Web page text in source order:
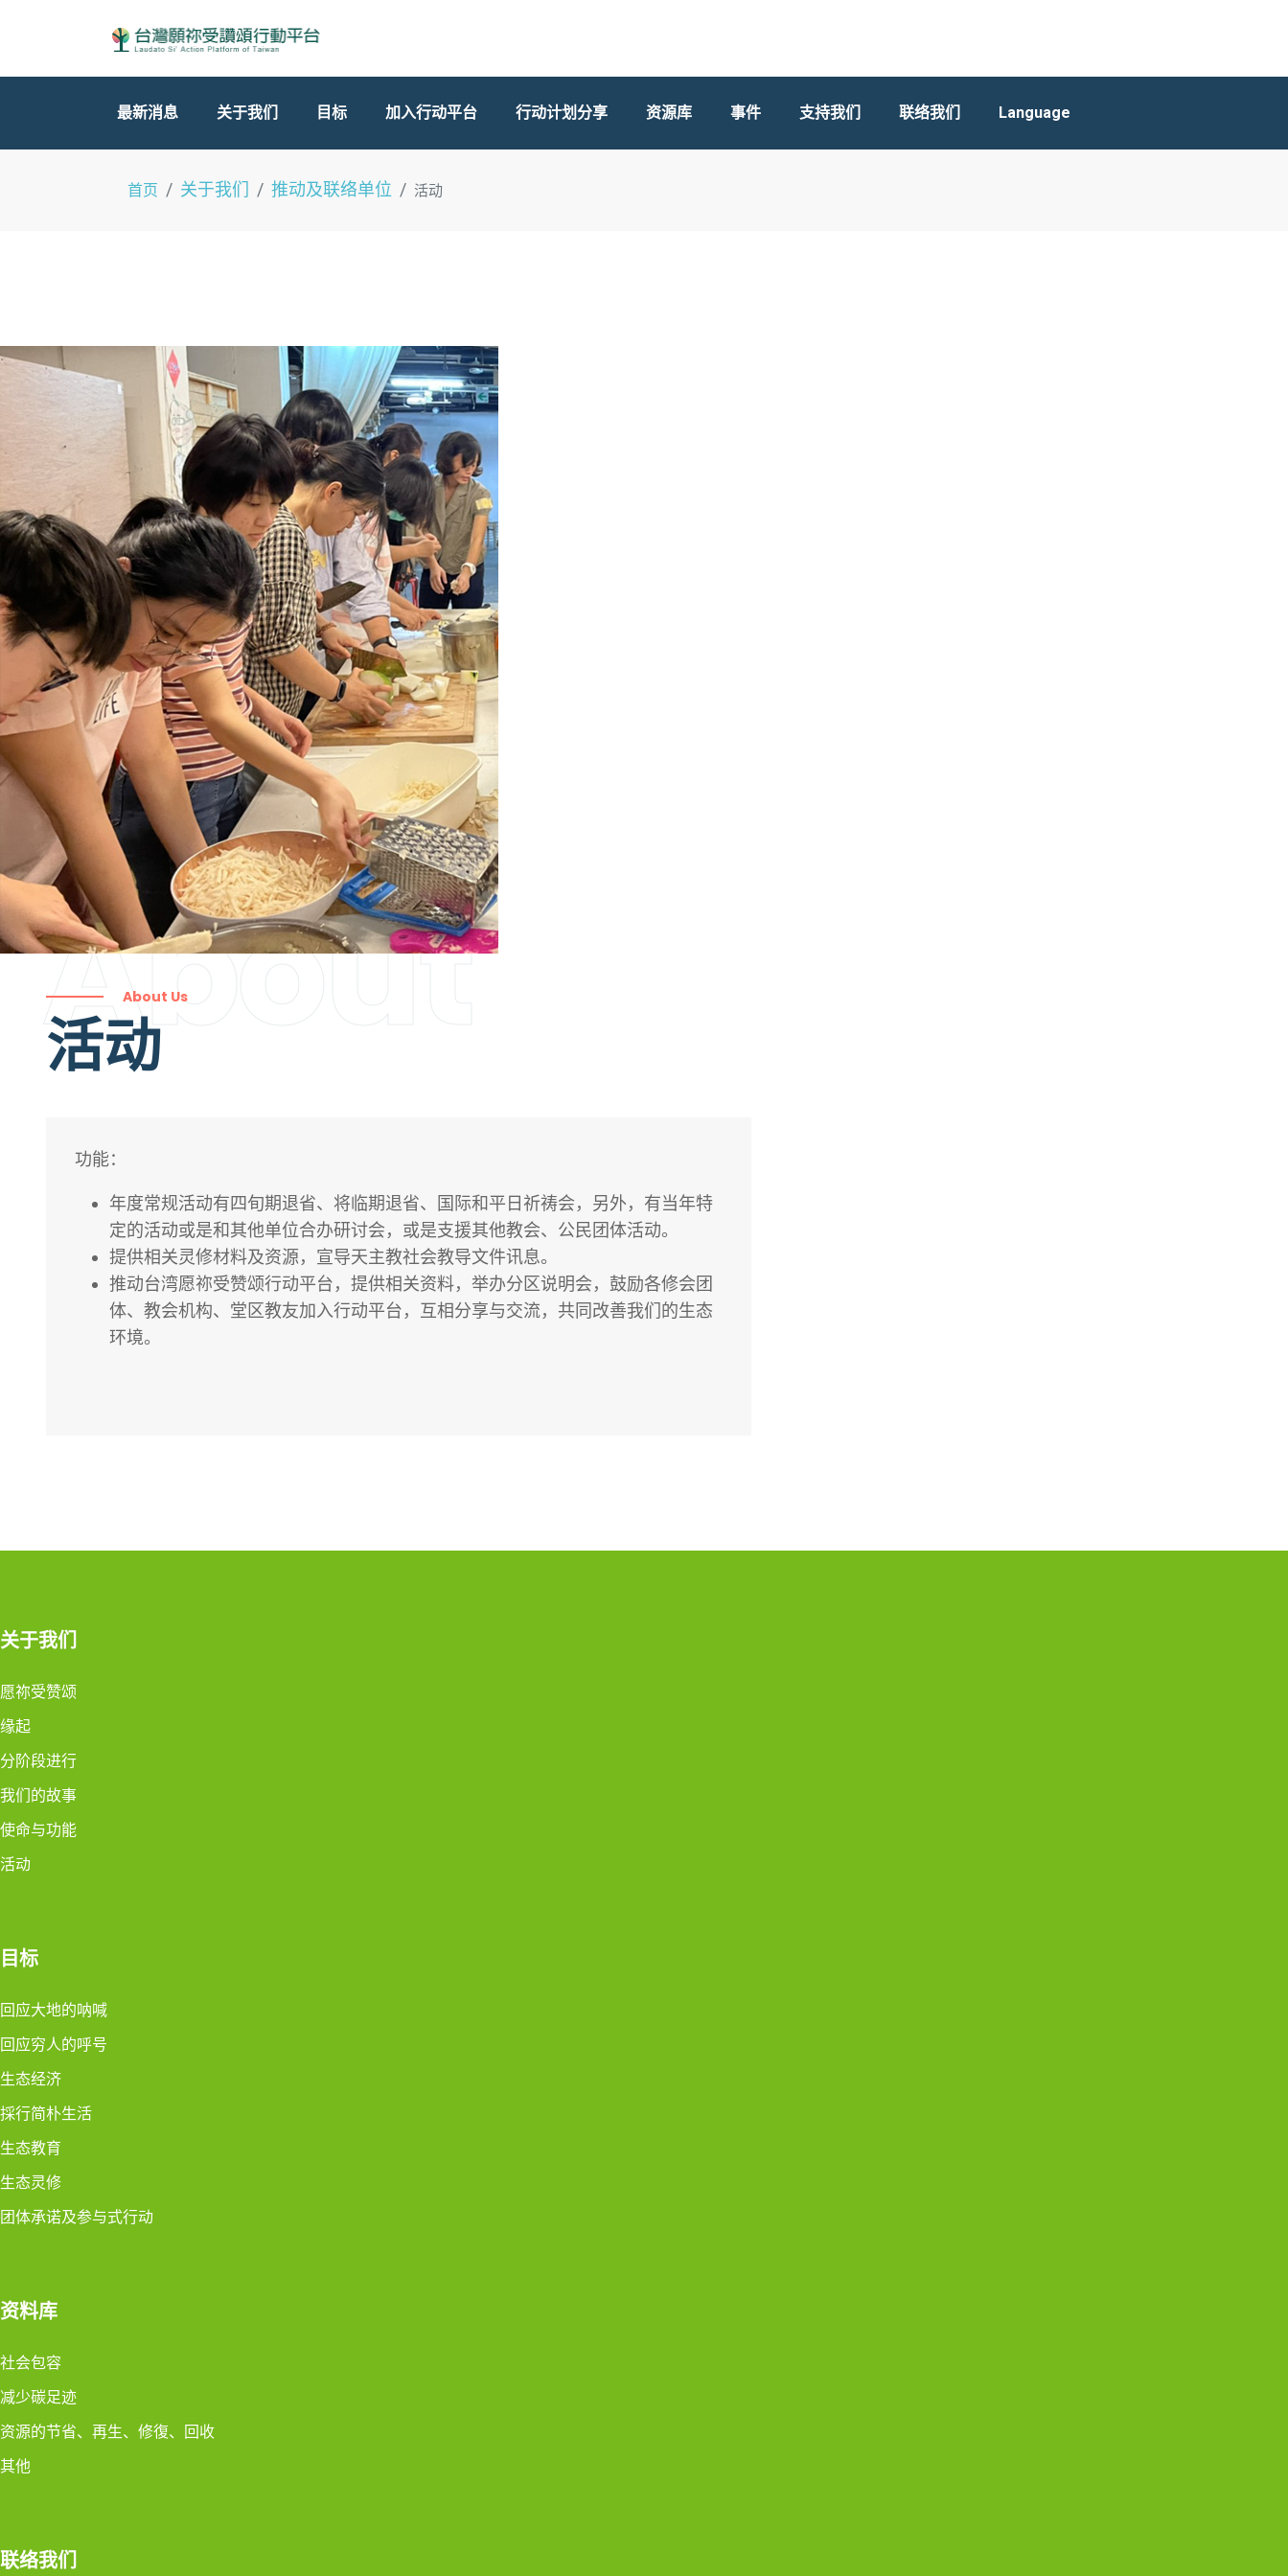
最新消息 关于我们 目标 加入行动平台 行动计划分享 资源库 事件 支持我们 联络我们 Language
首页 关于我们 推动及联络单位 活动
About
About Us
活动
功能：
年度常规活动有四旬期退省、将临期退省、国际和平日祈祷会，另外，有当年特
定的活动或是和其他单位合办研讨会，或是支援其他教会、公民团体活动。
提供相关灵修材料及资源，宣导天主教社会教导文件讯息。
推动台湾愿祢受赞颂行动平台，提供相关资料，举办分区说明会，鼓励各修会团
体、教会机构、堂区教友加入行动平台，互相分享与交流，共同改善我们的生态
环境。
关于我们
愿祢受赞颂
缘起
分阶段进行
我们的故事
使命与功能
活动
目标
回应大地的呐喊
回应穷人的呼号
生态经济
採行简朴生活
生态教育
生态灵修
团体承诺及参与式行动
资料库
社会包容
减少碳足迹
资源的节省、再生、修復、回收
其他
联络我们